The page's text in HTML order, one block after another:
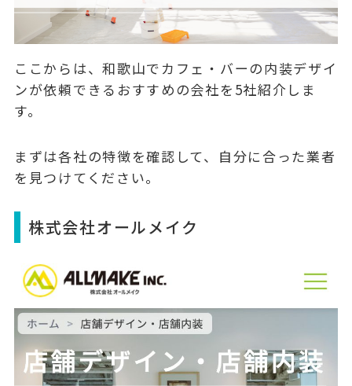
ここからは、和歌山でカフェ・バーの内装デザイ
ンが依頼できるおすすめの会社を5社紹介しま
す。
まずは各社の特徴を確認して、自分に合った業者
を見つけてください。
株式会社オールメイク